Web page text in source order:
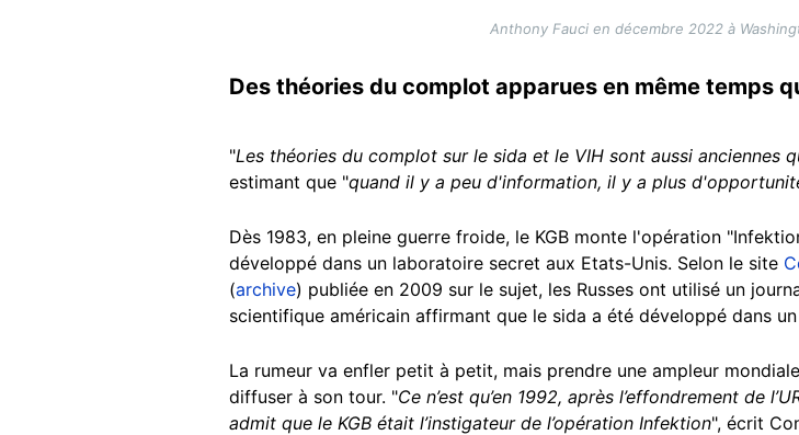
Anthony Fauci en décembre 2022 à
Des théories du complot apparues en même temps
"Les théories du complot sur le sida et le VIH sont aussi anciennes
estimant que "quand il y a peu d'information, il y a plus
Dès 1983, en pleine guerre froide, le KGB monte l'opération
développé dans un laboratoire secret aux Etats-Unis. Selon le site
(archive) publiée en 2009 sur le sujet, les Russes ont utilisé un
scientifique américain affirmant que le sida a été développé dans
La rumeur va enfler petit à petit, mais prendre une ampleur
diffuser à son tour. "Ce n’est qu’en 1992, après l’effondrement de
admit que le KGB était l’instigateur de l’opération Infektion", écrit